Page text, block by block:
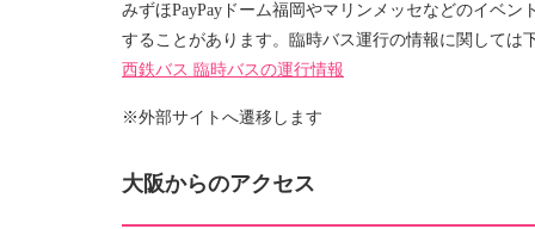
みずほPayPayドーム福岡やマリンメッセなどのイベ
することがあります。臨時バス運行の情報に関しては
西鉄バス 臨時バスの運行情報
※外部サイトへ遷移します
大阪からのアクセス